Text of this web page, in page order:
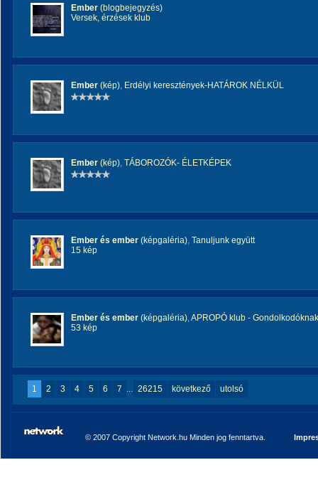
Ember (blogbejegyzés)
Versek, érzések klub
Ember (kép), Erdélyi keresztények-HATÁROK NÉLKÜL
Ember (kép), TÁBOROZÓK- ÉLETKÉPEK
Ember és ember (képgaléria), Tanuljunk együtt
15 kép
Ember és ember (képgaléria),APROPÓ klub -
53 kép
1 2 3 4 5 6 7 ... 26215 következő utolsó
© 2007 Copyright Network.hu Minden jog fenntartva.